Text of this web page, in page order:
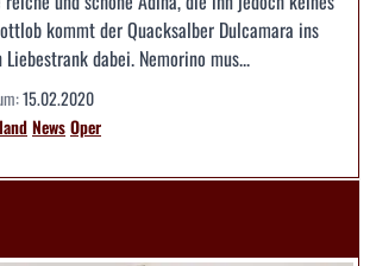
kommt der Quacksalber Dulcamara ins
dabei. Nemorino mus...
15.02.2020
NewsOper